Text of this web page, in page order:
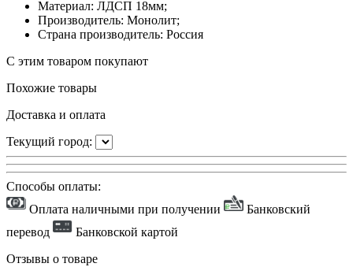
Материал: ЛДСП 18мм;
Производитель: Монолит;
Страна производитель: Россия
С этим товаром покупают
Похожие товары
Доставка и оплата
Текущий город:
Способы оплаты:
Оплата наличными при получении
Банковский
перевод
Банковской картой
Отзывы о товаре